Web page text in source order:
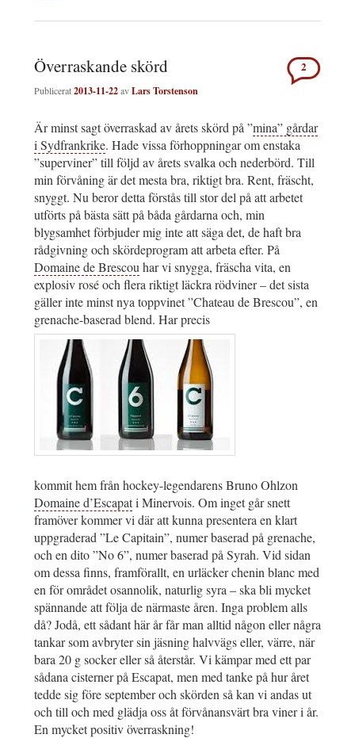
Överraskande skörd
Publicerat2013-11-22avLars Torstenson
2
Är minst sagt överraskad av årets skörd på ”mina” gårdar
i Sydfrankrike. Hade vissa förhoppningar om enstaka
”superviner” till följd av årets svalka och nederbörd. Till
min förvåning är det mesta bra, riktigt bra. Rent, fräscht,
snyggt. Nu beror detta förstås till stor del på att arbetet
utförts på bästa sätt på båda gårdarna och, min
blygsamhet förbjuder mig inte att säga det, de haft bra
rådgivning och skördeprogram att arbeta efter. På
Domaine de Brescou har vi snygga, fräscha vita, en
explosiv rosé och flera riktigt läckra rödviner – det sista
gäller inte minst nya toppvinet ”Chateau de Brescou”, en
grenache-baserad blend. Har precis
kommit hem från hockey-legendarens Bruno Ohlzon
Domaine d’Escapati Minervois. Om inget går snett
framöver kommer vi där att kunna presentera en klart
uppgraderad ”Le Capitain”, numer baserad på grenache,
och en dito ”No 6”, numer baserad på Syrah. Vid sidan
om dessa finns, framförallt, en urläcker chenin blanc med
en för området osannolik, naturlig syra – ska bli mycket
spännande att följa de närmaste åren. Inga problem alls
då? Jodå, ett sådant här år får man alltid någon eller några
tankar som avbryter sin jäsning halvvägs eller, värre, när
bara 20 g socker eller så återstår. Vi kämpar med ett par
sådana cisterner på Escapat, men med tanke på hur året
tedde sig före september och skörden så kan vi andas ut
och till och med glädja oss åt förvånansvärt bra viner i år.
En mycket positiv överraskning!